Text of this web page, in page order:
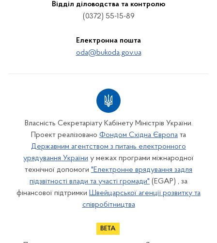
Відділ діловодства та контролю
(0372) 55-15-89
Електронна пошта
oda@bukoda.gov.ua
Власність Секретаріату Кабінету Міністрів України.
Проект реалізовано Фондом Східна Європа та
Державним агентством з питань електронного
урядування України у межах програми міжнародної
технічної допомоги "Електронне врядування задля
підзвітності влади та участі громади" (EGAP) , за
фінансової підтримки Швейцарської агенції розвитку та
співробітництва